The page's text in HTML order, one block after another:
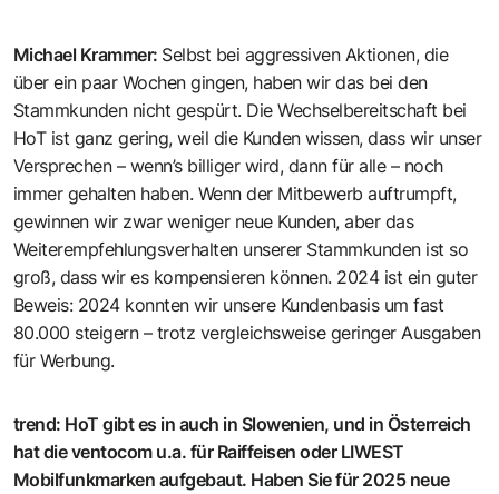
Michael Krammer: Selbst bei aggressiven Aktionen, die
über ein paar Wochen gingen, haben wir das bei den
Stammkunden nicht gespürt. Die Wechselbereitschaft bei
HoT ist ganz gering, weil die Kunden wissen, dass wir unser
Versprechen – wenn’s billiger wird, dann für alle – noch
immer gehalten haben. Wenn der Mitbewerb auftrumpft,
gewinnen wir zwar weniger neue Kunden, aber das
Weiterempfehlungsverhalten unserer Stammkunden ist so
groß, dass wir es kompensieren können. 2024 ist ein guter
Beweis: 2024 konnten wir unsere Kundenbasis um fast
80.000 steigern – trotz vergleichsweise geringer Ausgaben
für Werbung.
trend: HoT gibt es in auch in Slowenien, und in Österreich
hat die ventocom u.a. für Raiffeisen oder LIWEST
Mobilfunkmarken aufgebaut. Haben Sie für 2025 neue